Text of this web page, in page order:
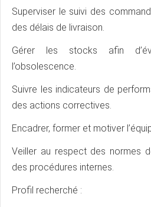
Superviser le suivi des
des délais de livraison.
Gérer les stocks afin
l’obsolescence.
Suivre les indicateurs de
des actions correctives.
Encadrer, former et motiver
Veiller au respect des normes
des procédures internes.
Profil recherché :